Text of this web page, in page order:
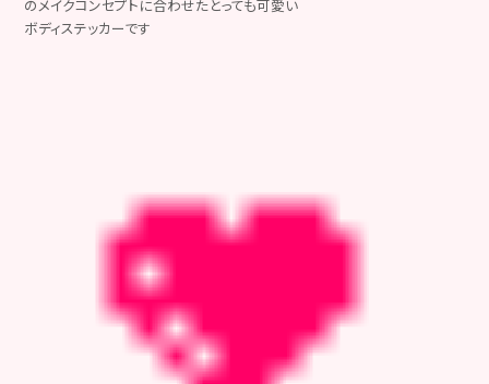
のメイクコンセプトに合わせたとっても可愛い
ボディステッカーです